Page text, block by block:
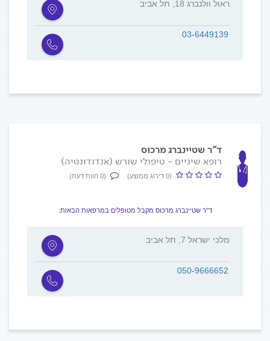
ראול וולנברג 18, תל אביב
03-6449139
ד"ר שטיינברג מרכוס
רופא שיניים - טיפולי שורש (אנדודונטיה)
(0 דירוג ממוצע) (0 חוות דעת)
ד"ר שטיינברג מרכוס מקבל מטופלים במרפאות הבאות:
מלכי ישראל 7, תל אביב
050-9666652